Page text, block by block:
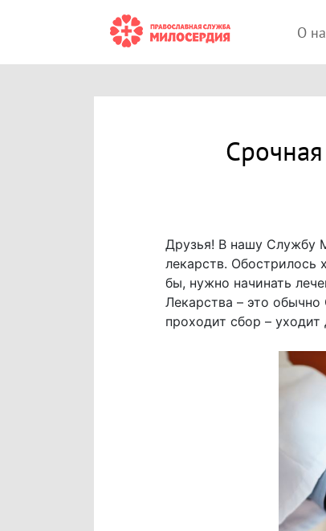
О
Друзья! В нашу Службу
лекарств. Обострилось
бы, нужно начинать
Лекарства – это
проходит сбор –